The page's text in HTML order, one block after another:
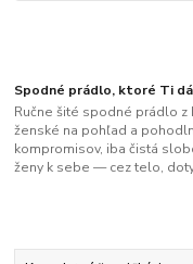
Spodné prádlo, ktoré Ti
Ručne šité spodné prádlo z
ženské na pohľad a
kompromisov, iba čistá
ženy k sebe — cez telo,